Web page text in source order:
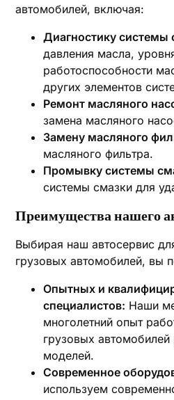
автомобилей, включая:
Диагностику системы
давления масла,
работоспособности
других элементов
Ремонт масляного
замена масляного
Замену масляного
масляного фильтра.
Промывку системы
системы смазки для
Преимущества нашего
Выбирая наш автосервис
грузовых автомобилей, вы
Опытных и
специалистов: Наши
многолетний опыт
грузовых
моделей.
Современное
используем